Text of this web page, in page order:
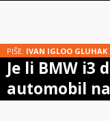
PIŠE: IVAN IGLOO GLUHAK
Je li BMW i3
automobil